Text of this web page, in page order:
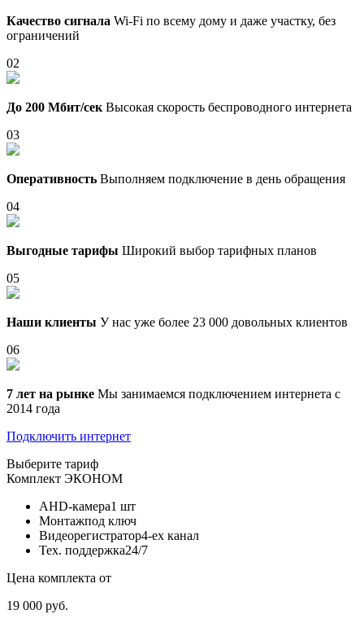
Качество сигнала Wi-Fi по всему дому и даже участку, без
ограничений
02
До 200 Мбит/сек Высокая скорость беспроводного интернета
03
Оперативность Выполняем подключение в день обращения
04
Выгодные тарифы Широкий выбор тарифных планов
05
Наши клиенты У нас уже более 23 000 довольных клиентов
06
7 лет на рынке Мы занимаемся подключением интернета с
2014 года
Подключить интернет
Выберите тариф
Комплект ЭКОНОМ
AHD-камера1 шт
Монтажпод ключ
Видеорегистратор4-ех канал
Тех. поддержка24/7
Цена комплекта от
19 000 руб.